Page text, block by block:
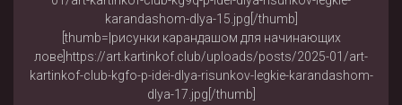
karandashom-dlya-15.jpg[/thumb]
[thumb=|рисунки карандашом для начинающих
лове]https://art.kartinkof.club/uploads/posts/2025-01/art-
kartinkof-club-kgfo-p-idei-dlya-risunkov-legkie-karandashom-
dlya-17.jpg[/thumb]